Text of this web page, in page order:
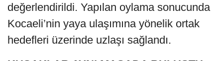
değerlendirildi. Yapılan oylama sonucunda
Kocaeli’nin yaya ulaşımına yönelik ortak
hedefleri üzerinde uzlaşı sağlandı.